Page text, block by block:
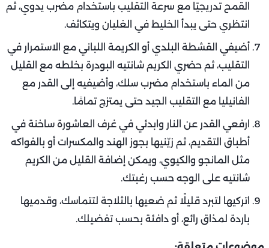
القمح تدريجيًا مع سرعة التقليب باستخدام مضرب يدوي، ثم
انتظري حتى يبدأ الخليط في الغليان ويتكاثف.
أضيفي القشطة البلدي أو الكريمة اللباني مع الاستمرار في
التقليب، ثم حضري الكريم شانتيه البودرة بخلطه مع القليل
من الماء باستخدام مضرب سلك، وأضيفيه إلى القدر مع
الفانيليا مع التقليب الجيد حتى يمتزج تمامًا.
ارفعي القدر عن النار وابدئي في غرف العاشورة ساخنة في
أطباق التقديم، ثم زيّنيها بجوز الهند والمكسرات أو بالفواكه
مثل المانجو والكيوي، ويمكن إضافة القليل من الكريم
شانتيه على الوجه حسب رغبتك.
اتركيها لتبرد قليلًا ثم ضعيها بالثلاجة لتتماسك، وقدميها
باردة لمذاق رائع، أو دافئة بحسب تفضيلك.